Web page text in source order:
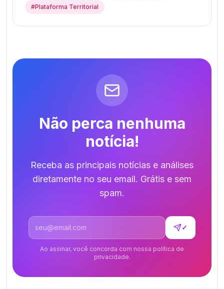
#Plataforma Territorial
Não perca nenhuma
notícia!
Receba as principais notícias e análises
diretamente no seu email. Grátis e sem
spam.
Endereço de email
✓
Ao assinar, você concorda com nossa política de
privacidade.